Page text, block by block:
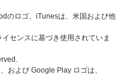
のロゴ、iTunesは、米国および他
センスに基づき使用されていま
および Google Play ロゴは、